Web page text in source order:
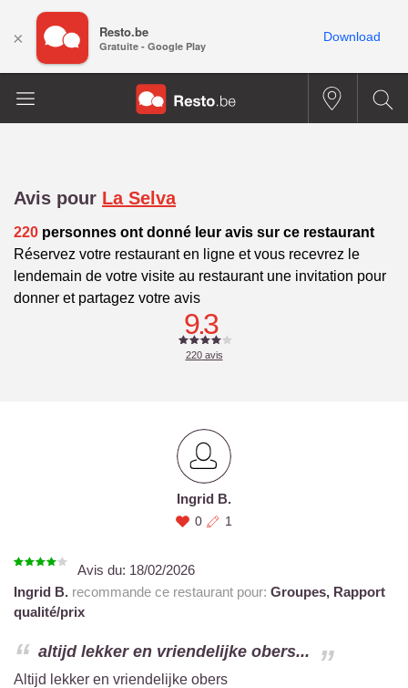
Avis pour La Selva
220 personnes ont donné leur avis sur ce restaurant
Réservez votre restaurant en ligne et vous recevrez le
lendemain de votre visite au restaurant une invitation pour
donner et partagez votre avis
9.3
220avis
Ingrid B.
0 1
Avis du: 18/02/2026
Ingrid B. recommande ce restaurant pour: Groupes, Rapport
qualité/prix
altijd lekker en vriendelijke obers...
Altijd lekker en vriendelijke obers
× Resto.be
Gratuite - Google Play
Download